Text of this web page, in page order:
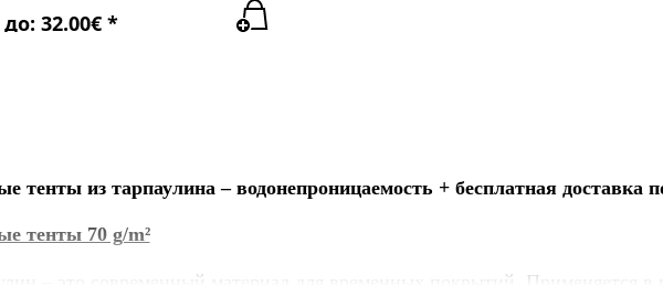
32.00€ *
тенты из тарпаулина – водонепроницаемость + бесплатная доставка
тенты 70 g/m²
это современный материал для временных покрытий. Применяется в